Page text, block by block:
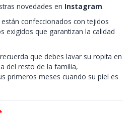
novedades en Instagram.
confeccionados con tejidos
exigidos que garantizan la calidad
que debes lavar su ropita en
del resto de la familia,
primeros meses cuando su piel es